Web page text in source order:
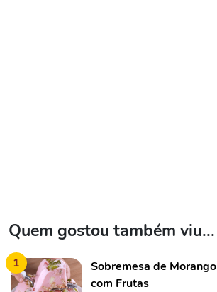
Quem gostou também viu...
1
Sobremesa de Morango
com Frutas